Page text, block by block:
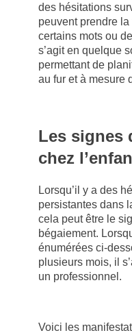
des hésitations
peuvent prendre
certains mots ou
s’agit en quelque
permettant de
au fur et à mesure
Les signes
chez
Lorsqu’il y a des
persistantes dans
cela peut être le
bégaiement.
énumérées ci-
plusieurs mois, il
un professionnel.
Voici les